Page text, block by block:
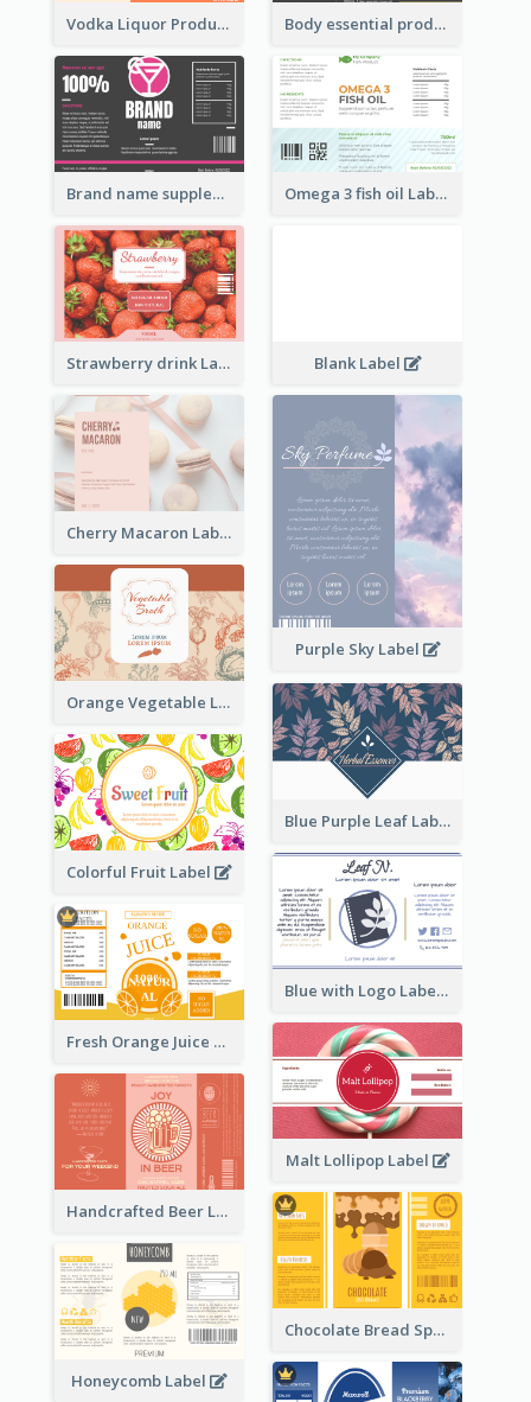
Vodka Liquor Product Label Body essential product label
Brand name supplement Label Omega 3 fish oil Label
Strawberry drink Label Blank Label
Cherry Macaron Label
Purple Sky Label
Orange Vegetable Label
Blue Purple Leaf Label
Colorful Fruit Label
Blue with Logo Label
Fresh Orange Juice Label
Malt Lollipop Label
Handcrafted Beer Label
Chocolate Bread Spread Label
Honeycomb Label